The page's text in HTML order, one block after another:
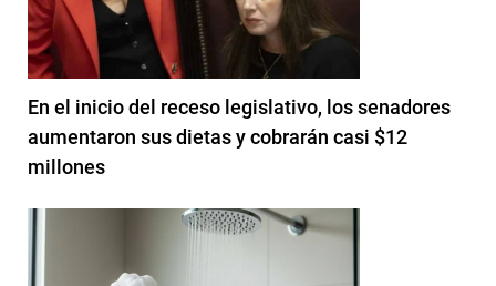
En el inicio del receso legislativo, los senadores
aumentaron sus dietas y cobrarán casi $12
millones